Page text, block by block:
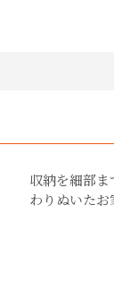
収納を細部ま
わりぬいたお